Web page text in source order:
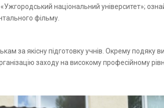
національний університет»;
фільму.
за якісну підготовку учнів. Окрему
заходу на високому професійному